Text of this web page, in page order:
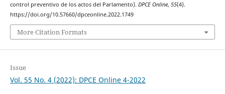
control preventivo de los actos del Parlamento). DPCE Online, 55(4).
https://doi.org/10.57660/dpceonline.2022.1749
More Citation Formats
Issue
Vol. 55 No. 4 (2022): DPCE Online 4-2022